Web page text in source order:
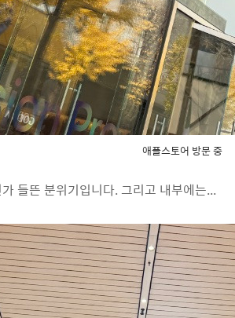
애플스토어 방문 중
들뜬 분위기입니다. 그리고 내부에는...